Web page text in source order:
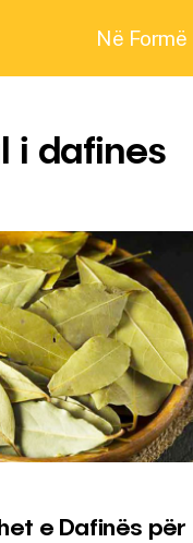
Në Formë
i dafines
e Dafinës për